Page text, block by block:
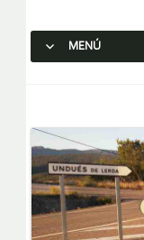
MENÚ